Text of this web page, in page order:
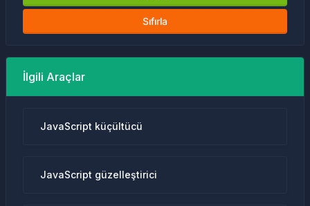
Sıfırla
İlgili Araçlar
JavaScript küçültücü
JavaScript güzelleştirici